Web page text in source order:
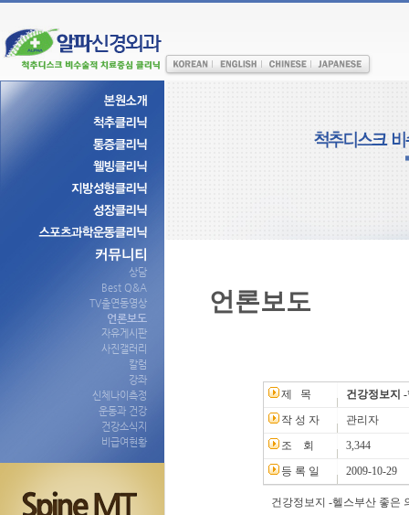
상담
Best Q&A
TV출연동영상
언론보도
자유게시판
사진갤러리
칼럼
강좌
신체나이측정
운동과 건강
건강소식지
비급여현황
언론보도
제 목
건강정보지
작 성 자
관리자
조 회
3,344
등 록 일
2009-10-29
건강정보지 -헬스부산 좋은